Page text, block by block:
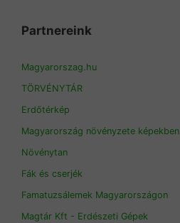
Partnereink
Magyarorszag.hu
TÖRVÉNYTÁR
Erdőtérkép
Magyarország növényzete képekben
Növénytan
Fák és cserjék
Famatuzsálemek Magyarországon
Magtár Kft - Erdészeti Gépek